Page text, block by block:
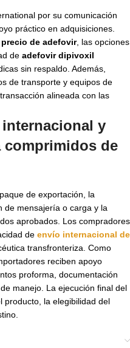
por su comunicación
práctico en adquisiciones.
precio de adefovir, las opciones
de adefovir dipivoxil
sin respaldo. Además,
de transporte y equipos de
alineada con las
y
comprimidos de
de exportación, la
de mensajería o carga y la
aprobados. Los compradores
de envío internacional de
transfronteriza. Como
reciben apoyo
proforma, documentación
manejo. La ejecución final del
producto, la elegibilidad del